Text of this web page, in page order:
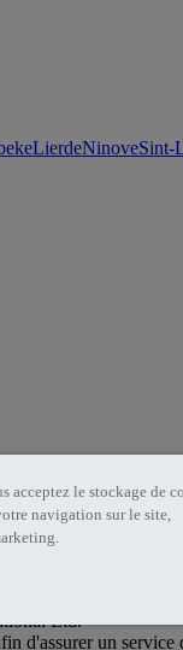
LierdeNinoveSint-
Ltd.
d'assurer un
acceptez le stockage de
navigation sur le site,